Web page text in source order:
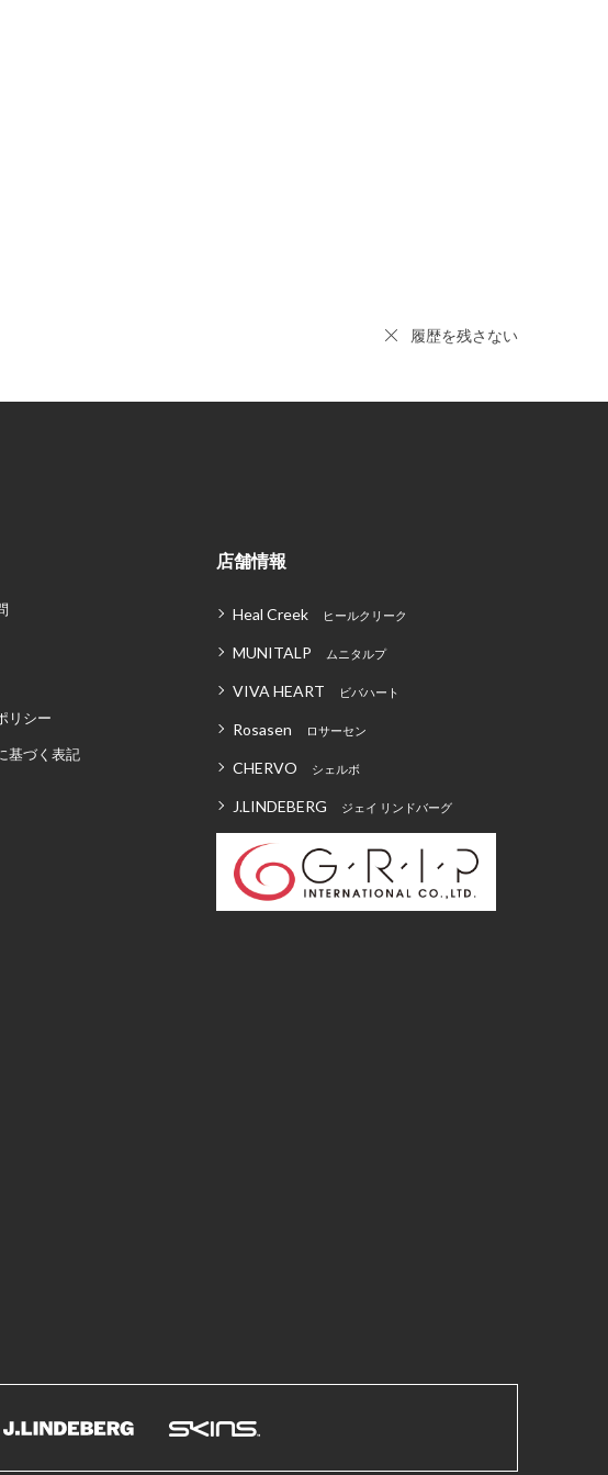
履歴を残さない
リシー
基づく表記
店舗情報
Heal Creek ヒールクリーク
MUNITALP ムニタルプ
VIVA HEART ビバハート
Rosasen ロサーセン
CHERVO シェルボ
J.LINDEBERG ジェイ リンドバーグ